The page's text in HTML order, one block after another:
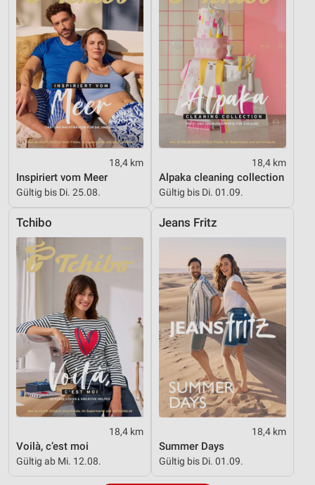
18,4 km
Inspiriert vom Meer
Gültig bis Di. 25.08.
18,4 km
Alpaka cleaning collection
Gültig bis Di. 01.09.
Tchibo
18,4 km
Voilà, c’est moi
Gültig ab Mi. 12.08.
Jeans Fritz
18,4 km
Summer Days
Gültig bis Di. 01.09.